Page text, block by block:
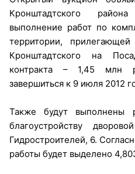
Кронштадтского
выполнение работ по
территории,
Кронштадтского на
контракта – 1,45 млн
завершиться к 9 июля 2012
Также будут выполнены
благоустройству
Гидростроителей, 6.
работы будет выделено